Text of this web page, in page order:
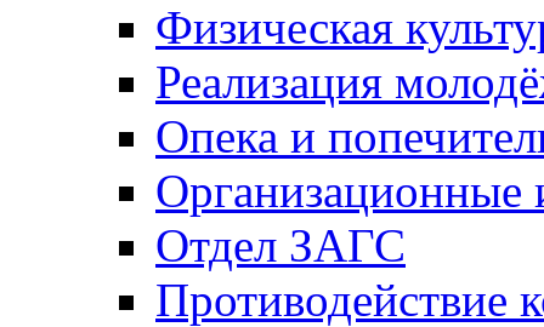
Физическая
Реализация
Опека и
Отдел ЗАГС
Противодействие